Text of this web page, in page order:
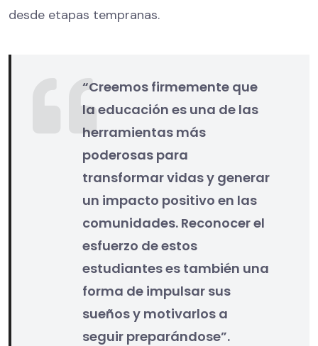
desde etapas tempranas.
“Creemos firmemente que
la educación es una de las
herramientas más
poderosas para
transformar vidas y generar
un impacto positivo en las
comunidades. Reconocer el
esfuerzo de estos
estudiantes es también una
forma de impulsar sus
sueños y motivarlos a
seguir preparándose”.